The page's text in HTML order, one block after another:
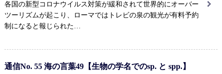
各国の新型コロナウイルス対策が緩和されて世界的にオーバー
ツーリズムが起こり、ローマではトレビの泉の観光が有料予約
制になると報じられた…
通信No. 55 海の言葉49【生物の学名でのsp. と spp.】